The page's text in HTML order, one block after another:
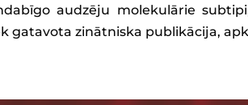
audzēju molekulārie
gatavota zinātniska publikācija,